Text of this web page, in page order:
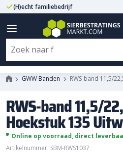
(H)echt familiebedrijf
GWW Banden RWS-band 11,5/
RWS-band 11,5/
Hoekstuk 135
Online op voorraad, direct
Artikelnummer: SBM-RWS1037
RWS-band 11,5/
135 Uitwendig